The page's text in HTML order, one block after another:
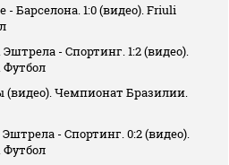
- Барселона. 1:0 (видео). Friuli
- Спортинг. 1:2 (видео).
(видео). Чемпионат Бразилии.
- Спортинг. 0:2 (видео).